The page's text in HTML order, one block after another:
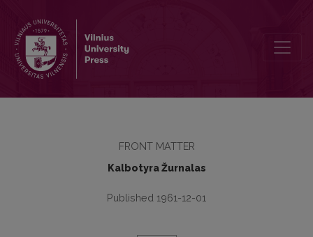
FRONT MATTER
Kalbotyra Žurnalas
Published 1961-12-01